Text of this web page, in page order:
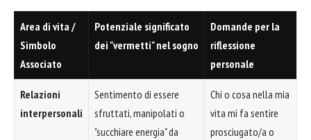
Area di vita /
Simbolo
Associato
Potenziale significato
dei "vermetti" nel sogno
Domande per la
riflessione
personale
Relazioni
interpersonali
Sentimento di essere
sfruttati, manipolati o
"succhiare energia" da
Chi o cosa nella mia
vita mi fa sentire
prosciugato/a o